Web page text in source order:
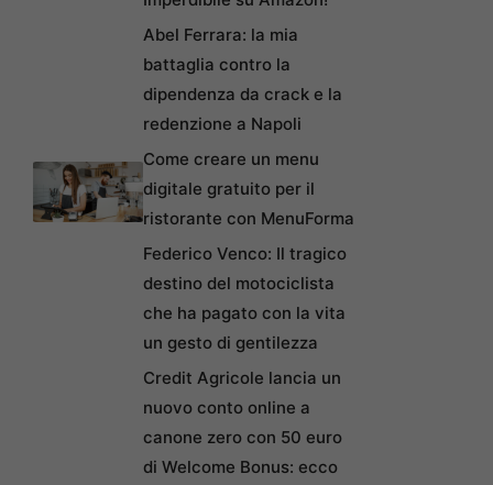
Abel Ferrara: la mia
battaglia contro la
dipendenza da crack e la
redenzione a Napoli
Come creare un menu
digitale gratuito per il
ristorante con MenuForma
Federico Venco: Il tragico
destino del motociclista
che ha pagato con la vita
un gesto di gentilezza
Credit Agricole lancia un
nuovo conto online a
canone zero con 50 euro
di Welcome Bonus: ecco